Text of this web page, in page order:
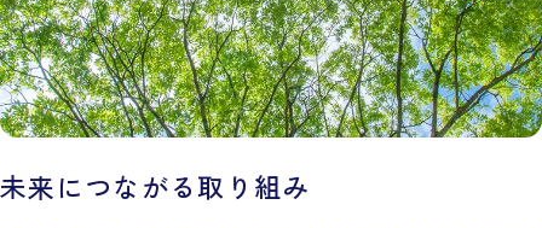
未来につながる取り組み